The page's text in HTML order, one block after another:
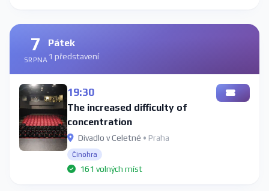
7
SRPNA
Pátek
1 představení
19:30
The increased difficulty of
concentration
Divadlo v Celetné • Praha
Činohra
161 volných míst